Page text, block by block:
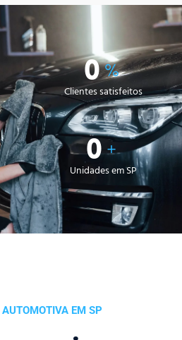
0%
Clientes satisfeitos
0+
Unidades em SP
EM SP